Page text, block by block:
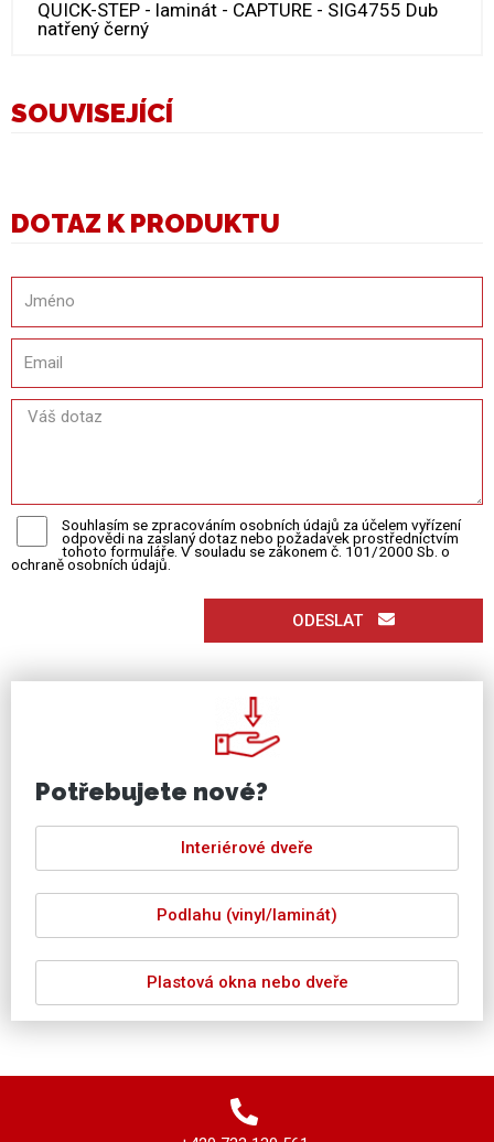
QUICK-STEP - laminát - CAPTURE - SIG4755 Dub
natřený černý
SOUVISEJÍCÍ
DOTAZ K PRODUKTU
Souhlasím se zpracováním osobních údajů za účelem vyřízení
odpovědi na zaslaný dotaz nebo požadavek prostřednictvím
tohoto formuláře. V souladu se zákonem č. 101/2000 Sb. o
ochraně osobních údajů.
ODESLAT
Potřebujete nové?
Interiérové dveře
Podlahu (vinyl/laminát)
Plastová okna nebo dveře